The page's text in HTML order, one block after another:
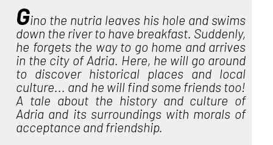
Gino the nutria leaves his hole and swims
down the river to have breakfast. Suddenly,
he forgets the way to go home and arrives
in the city of Adria. Here, he will go around
to discover historical places and local
culture... and he will find some friends too!
A tale about the history and culture of
Adria and its surroundings with morals of
acceptance and friendship.